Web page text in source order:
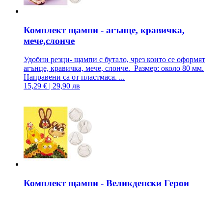
Комплект щампи - агънце, кравичка,
мече,слонче
Удобни резци- щампи с бутало, чрез които се оформят
агънце, кравичка, мече, слонче. Размер: около 80 мм.
Направени са от пластмаса. ...
15,29 € | 29,90 лв
Комплект щампи - Великденски Герои